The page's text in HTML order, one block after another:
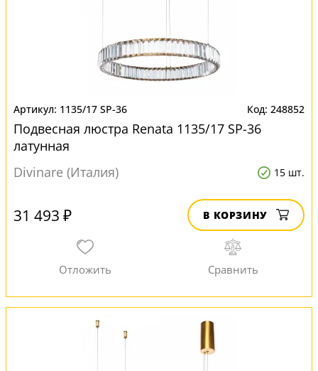
1135/17 SP-36 248852
Подвесная люстра Renata 1135/17 SP-36
латунная
Divinare (Италия)
15 шт.
31 493 ₽ В КОРЗИНУ